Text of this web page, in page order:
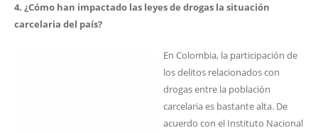
4. ¿Cómo han impactado las leyes de drogas la situación
carcelaria del país?
En Colombia, la participación de
los delitos relacionados con
drogas entre la población
carcelaria es bastante alta. De
acuerdo con el Instituto Nacional